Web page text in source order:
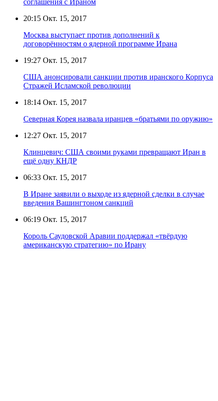
20:15 Окт. 15, 2017
Москва выступает против дополнений к
договорённостям о ядерной программе Ирана
19:27 Окт. 15, 2017
США анонсировали санкции против иранского Корпуса
Стражей Исламской революции
18:14 Окт. 15, 2017
Северная Корея назвала иранцев «братьями по оружию»
12:27 Окт. 15, 2017
Клинцевич: США своими руками превращают Иран в
ещё одну КНДР
06:33 Окт. 15, 2017
В Иране заявили о выходе из ядерной сделки в случае
введения Вашингтоном санкций
06:19 Окт. 15, 2017
Король Саудовской Аравии поддержал «твёрдую
американскую стратегию» по Ирану